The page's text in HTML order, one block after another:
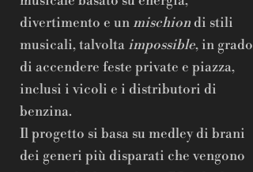
divertimento e unmischiondi stili
musicali, talvoltaimpossible, in grado
di accendere feste private e piazza,
inclusi i vicoli e i distributori di
benzina.
Il progetto si basa su medley di brani
dei generi più disparati che vengono